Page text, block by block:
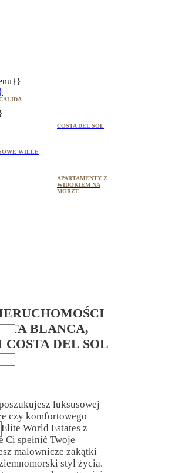
COSTA DEL SOL
WILLE
APARTAMENTY Z
WIDOKIEM NA
MORZE
BLANCA,
DEL SOL
luksusowej
czy komfortowego
World Estates z
Ci spełnić Twoje
malownicze zakątki
styl życia.